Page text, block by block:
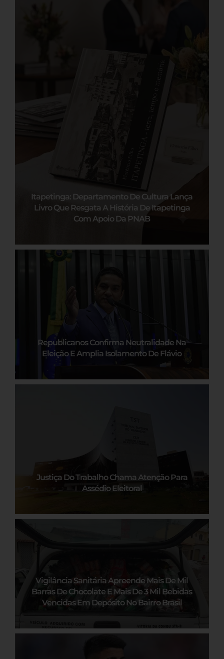
Itapetinga: Departamento De Cultura Lança
Livro Que Resgata A História De Itapetinga
Com Apoio Da PNAB
Republicanos Confirma Neutralidade Na
Eleição E Amplia Isolamento De Flávio
Justiça Do Trabalho Chama Atenção Para
Assédio Eleitoral
Vigilância Sanitária Apreende Mais De Mil
Barras De Chocolate E Mais De 3 Mil Bebidas
Vencidas Em Depósito No Bairro Brasil